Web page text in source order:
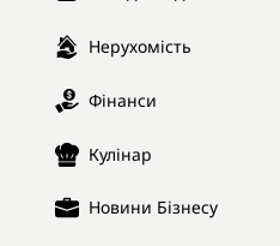
Нерухомість
Фінанси
Кулінар
Новини Бізнесу